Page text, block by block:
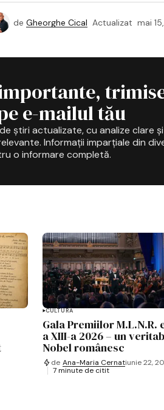
de Gheorghe Cical Actualizat mai
e-mailul tău
știri actualizate, cu analize clare și
Informații imparțiale din
o informare completă.
CULTURĂ
Gala Premiilor M.L.N.R.
a XIII-a 2026 – un
Nobel românesc
de Ana-Maria Cernatiunie 22,
7 minute de citit